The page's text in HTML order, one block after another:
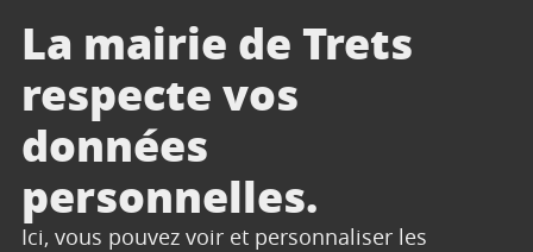
La mairie de Trets
respecte vos
données
personnelles.
Ici, vous pouvez voir et personnaliser les
même si ces signes paraissent insignifiants.